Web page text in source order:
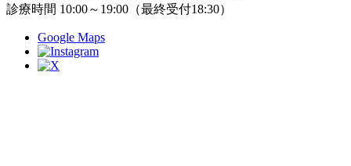
診療時間 10:00～19:00（最終受付18:30）
Google Maps